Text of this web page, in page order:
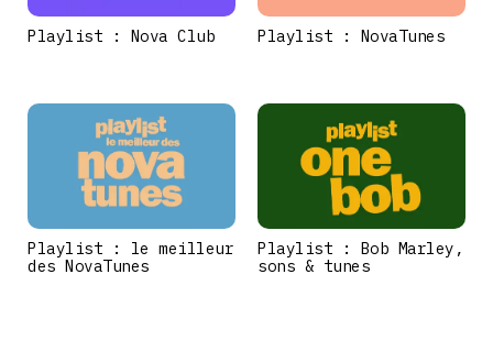
Playlist : Nova Club Playlist : NovaTunes
Playlist : le meilleur
des NovaTunes
Playlist : Bob Marley,
sons & tunes